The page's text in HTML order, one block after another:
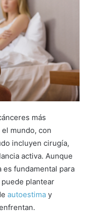
más
mundo, con
incluyen cirugía,
activa. Aunque
fundamental para
plantear
autoestima y